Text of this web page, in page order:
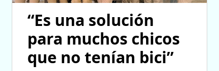
“Es una solución
para muchos chicos
que no tenían bici”